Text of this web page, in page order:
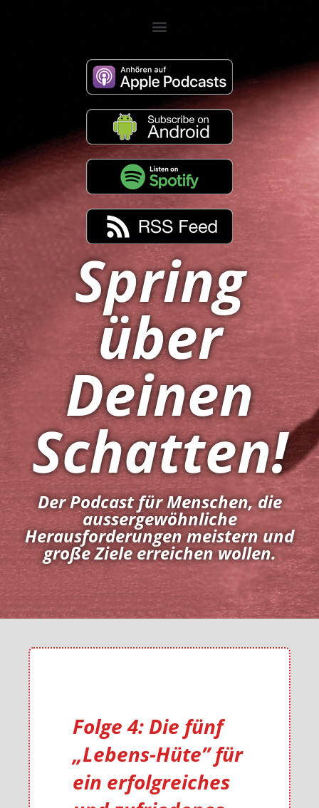
Spring
über
Deinen
Schatten!
Der Podcast für Menschen, die
aussergewöhnliche
Herausforderungen meistern und
große Ziele erreichen wollen.
Folge 4: Die fünf
„Lebens-Hüte” für
ein erfolgreiches